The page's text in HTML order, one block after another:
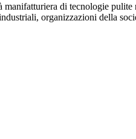
di tecnologie pulite
organizzazioni della